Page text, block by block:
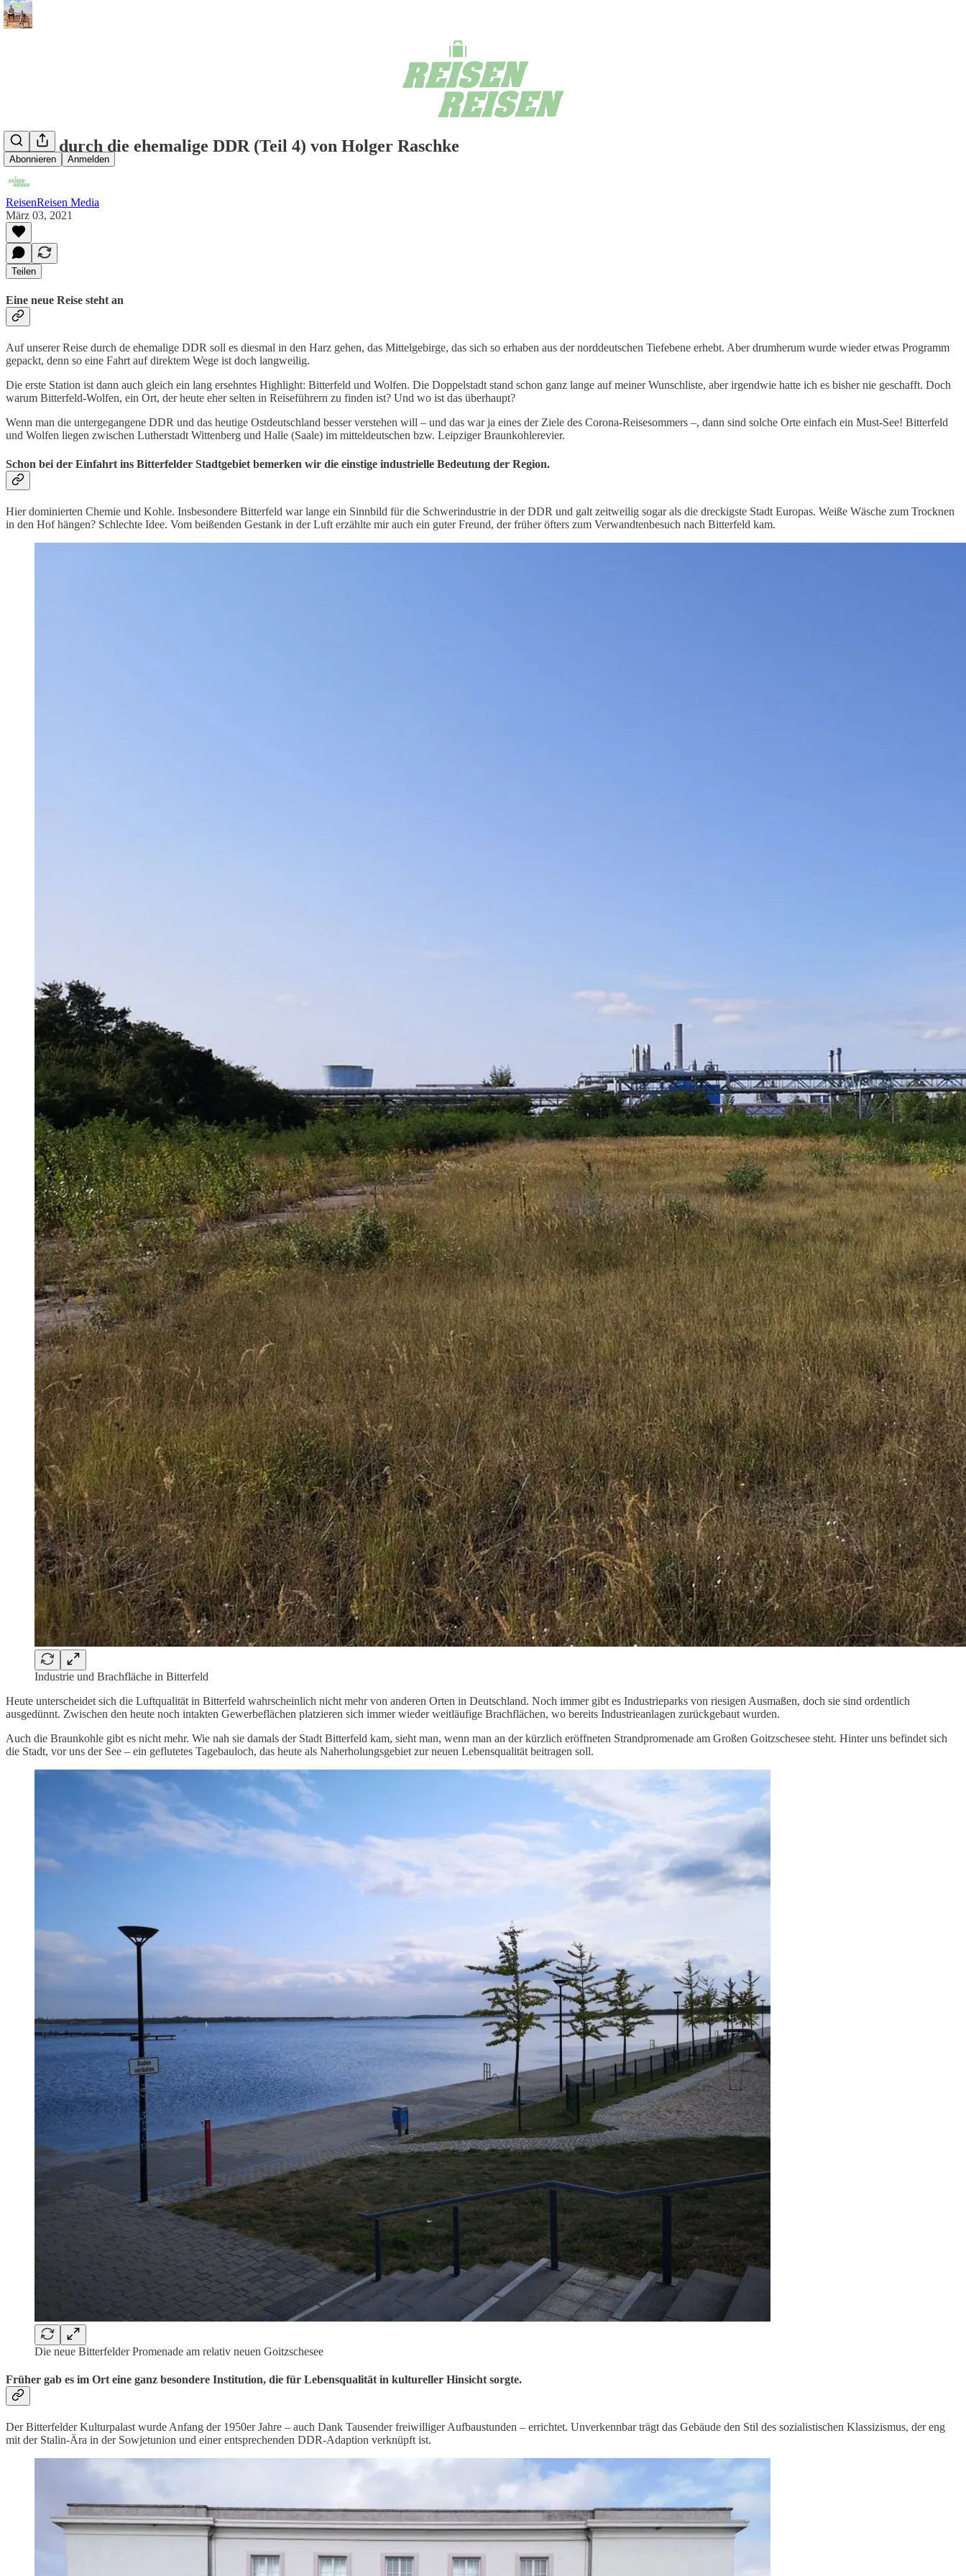
Abonnieren Anmelden
Reisen durch die ehemalige DDR (Teil 4) von Holger Raschke
ReisenReisen Media
März 03, 2021
Teilen
Eine neue Reise steht an
Auf unserer Reise durch de ehemalige DDR soll es diesmal in den Harz gehen, das Mittelgebirge, das sich so erhaben aus der norddeutschen Tiefebene erhebt. Aber drumherum wurde wieder etwas Programm
gepackt, denn so eine Fahrt auf direktem Wege ist doch langweilig.
Die erste Station ist dann auch gleich ein lang ersehntes Highlight: Bitterfeld und Wolfen. Die Doppelstadt stand schon ganz lange auf meiner Wunschliste, aber irgendwie hatte ich es bisher nie geschafft. Doch
warum Bitterfeld-Wolfen, ein Ort, der heute eher selten in Reiseführern zu finden ist? Und wo ist das überhaupt?
Wenn man die untergegangene DDR und das heutige Ostdeutschland besser verstehen will – und das war ja eines der Ziele des Corona-Reisesommers –, dann sind solche Orte einfach ein Must-See! Bitterfeld
und Wolfen liegen zwischen Lutherstadt Wittenberg und Halle (Saale) im mitteldeutschen bzw. Leipziger Braunkohlerevier.
Schon bei der Einfahrt ins Bitterfelder Stadtgebiet bemerken wir die einstige industrielle Bedeutung der Region.
Hier dominierten Chemie und Kohle. Insbesondere Bitterfeld war lange ein Sinnbild für die Schwerindustrie in der DDR und galt zeitweilig sogar als die dreckigste Stadt Europas. Weiße Wäsche zum Trocknen
in den Hof hängen? Schlechte Idee. Vom beißenden Gestank in der Luft erzählte mir auch ein guter Freund, der früher öfters zum Verwandtenbesuch nach Bitterfeld kam.
Industrie und Brachfläche in Bitterfeld
Heute unterscheidet sich die Luftqualität in Bitterfeld wahrscheinlich nicht mehr von anderen Orten in Deutschland. Noch immer gibt es Industrieparks von riesigen Ausmaßen, doch sie sind ordentlich
ausgedünnt. Zwischen den heute noch intakten Gewerbeflächen platzieren sich immer wieder weitläufige Brachflächen, wo bereits Industrieanlagen zurückgebaut wurden.
Auch die Braunkohle gibt es nicht mehr. Wie nah sie damals der Stadt Bitterfeld kam, sieht man, wenn man an der kürzlich eröffneten Strandpromenade am Großen Goitzschesee steht. Hinter uns befindet sich
die Stadt, vor uns der See – ein geflutetes Tagebauloch, das heute als Naherholungsgebiet zur neuen Lebensqualität beitragen soll.
Die neue Bitterfelder Promenade am relativ neuen Goitzschesee
Früher gab es im Ort eine ganz besondere Institution, die für Lebensqualität in kultureller Hinsicht sorgte.
Der Bitterfelder Kulturpalast wurde Anfang der 1950er Jahre – auch Dank Tausender freiwilliger Aufbaustunden – errichtet. Unverkennbar trägt das Gebäude den Stil des sozialistischen Klassizismus, der eng
mit der Stalin-Ära in der Sowjetunion und einer entsprechenden DDR-Adaption verknüpft ist.